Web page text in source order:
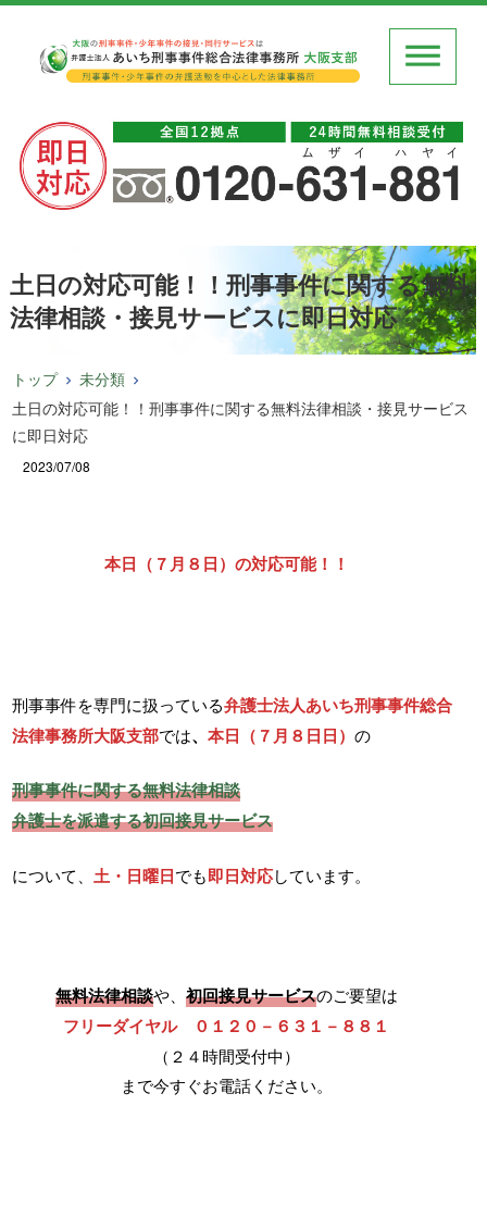
土日の対応可能！！刑事事件に関する無料
法律相談・接見サービスに即日対応
トップ
未分類
土日の対応可能！！刑事事件に関する無料法律相談・接見サービス
に即日対応
2023/07/08
本日（７月８日）の対応可能！！
刑事事件を専門に扱っている弁護士法人あいち刑事事件総合
法律事務所大阪支部では、本日（７月８日日）の
刑事事件に関する無料法律相談
弁護士を派遣する初回接見サービス
について、 土・日曜日でも即日対応しています。
無料法律相談や、 初回接見サービスのご要望は
フリーダイヤル ０１２０－６３１－８８１
（２４時間受付中）
まで今すぐお電話ください。